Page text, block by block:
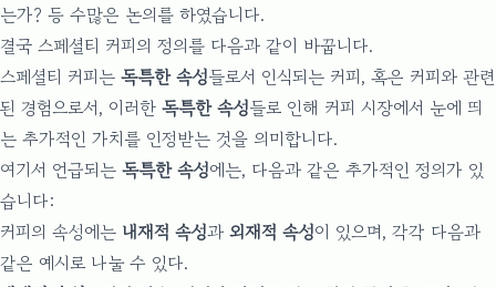
는가? 등 수많은 논의를 하였습니다.
결국 스페셜티 커피의 정의를 다음과 같이 바꿉니다.
스페셜티 커피는 독특한 속성들로서 인식되는 커피, 혹은 커피와 관련
된 경험으로서, 이러한 독특한 속성들로 인해 커피 시장에서 눈에 띄
는 추가적인 가치를 인정받는 것을 의미합니다.
여기서 언급되는 독특한 속성에는, 다음과 같은 추가적인 정의가 있
습니다:
커피의 속성에는 내재적 속성과 외재적 속성이 있으며, 각각 다음과
같은 예시로 나눌 수 있다.